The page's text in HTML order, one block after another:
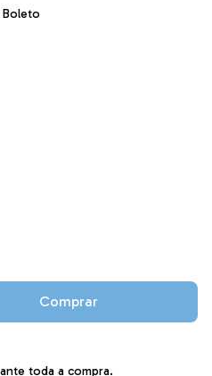
Boleto
toda a compra.